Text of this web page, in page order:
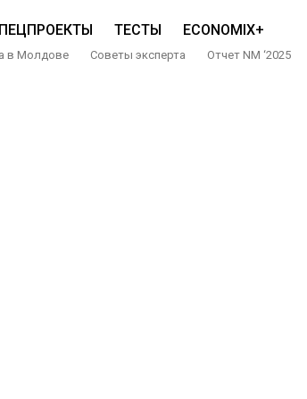
ТЕСТЫ ECONOMIX+
в Молдове Советы эксперта Отчет NM ‘2025